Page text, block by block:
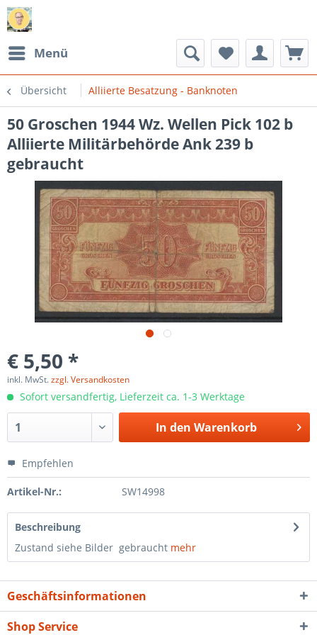
Menü
Übersicht Alliierte Besatzung - Banknoten
50 Groschen 1944 Wz. Wellen Pick 102 b
Alliierte Militärbehörde Ank 239 b
gebraucht
€ 5,50 *
inkl. MwSt.zzgl. Versandkosten
Sofort versandfertig, Lieferzeit ca. 1-3 Werktage
In den Warenkorb
Empfehlen
Artikel-Nr.: SW14998
Beschreibung
Zustand siehe Bilder gebraucht mehr
Geschäftsinformationen
Shop Service